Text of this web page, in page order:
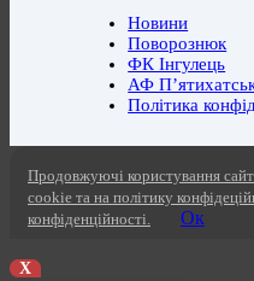
Новини
Поворознюк
ФК Інгулець
АФ
Політика
Продовжуючі користування
cookie та на політику
конфіденційності.
Ок
X